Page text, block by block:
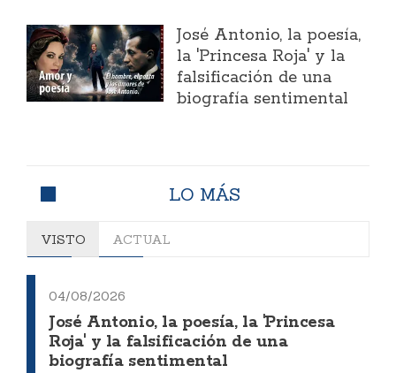
José Antonio, la poesía,
la 'Princesa Roja' y la
falsificación de una
biografía sentimental
LO MÁS
VISTO ACTUAL
04/08/2026
José Antonio, la poesía, la 'Princesa
Roja' y la falsificación de una
biografía sentimental